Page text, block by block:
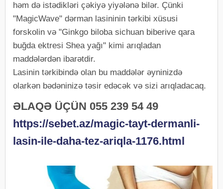
həm də istədikləri çəkiyə yiyələnə bilər. Çünki
"MagicWave" dərman lasininin tərkibi xüsusi
forskolin və "Ginkgo biloba sichuan biberive qara
buğda ektresi Shea yağı" kimi arıqladan
maddələrdən ibarətdir.
Lasinin tərkibində olan bu maddələr əyninizdə
olarkən bədəninizə təsir edəcək və sizi arıqladacaq.
ƏLAQƏ ÜÇÜN 055 239 54 49
https://sebet.az/magic-tayt-dermanli-
lasin-ile-daha-tez-ariqla-1176.html